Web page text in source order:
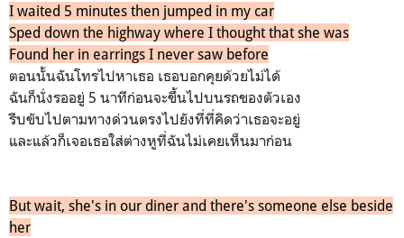
I waited 5 minutes then jumped in my car
Sped down the highway where I thought that she was
Found her in earrings I never saw before
ตอนนั้นฉันโทรไปหาเธอ เธอบอกคุยด้วยไม่ได้
ฉันก็นั่งรออยู่ 5 นาทีก่อนจะขึ้นไปบนรถของตัวเอง
รีบขับไปตามทางด่วนตรงไปยังที่ที่คิดว่าเธอจะอยู่
และแล้วก็เจอเธอใส่ต่างหูที่ฉันไม่เคยเห็นมาก่อน
But wait, she's in our diner and there's someone else beside
her